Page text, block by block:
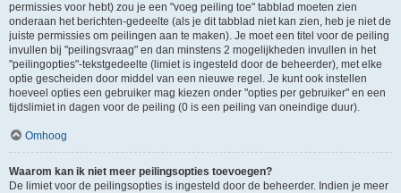
permissies voor hebt) zou je een "voeg peiling toe" tabblad moeten zien
onderaan het berichten-gedeelte (als je dit tabblad niet kan zien, heb je niet de
juiste permissies om peilingen aan te maken). Je moet een titel voor de peiling
invullen bij "peilingsvraag" en dan minstens 2 mogelijkheden invullen in het
"peilingopties"-tekstgedeelte (limiet is ingesteld door de beheerder), met elke
optie gescheiden door middel van een nieuwe regel. Je kunt ook instellen
hoeveel opties een gebruiker mag kiezen onder "opties per gebruiker" en een
tijdslimiet in dagen voor de peiling (0 is een peiling van oneindige duur).
Omhoog
Waarom kan ik niet meer peilingsopties toevoegen?
De limiet voor de peilingsopties is ingesteld door de beheerder. Indien je meer